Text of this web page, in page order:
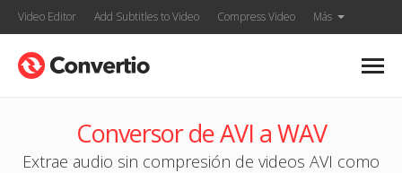
Video Editor Add Subtitles to Video Compress Video Más
Conversor de AVI a WAV
Extrae audio sin compresión de videos AVI como